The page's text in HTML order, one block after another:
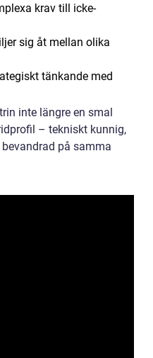
krav till icke-
sig åt mellan olika
tänkande med
inte längre en smal
– tekniskt kunnig,
på samma